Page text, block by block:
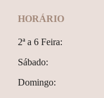
HORÁRIO
2ª a 6 Feira:
Sábado:
Domingo: